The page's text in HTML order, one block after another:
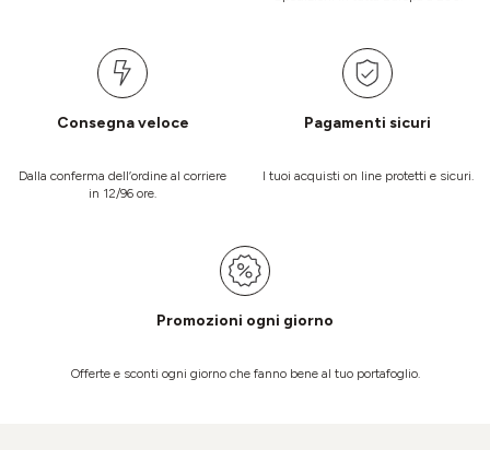
Consegna veloce
Dalla conferma dell’ordine al corriere
in 12/96 ore.
Pagamenti sicuri
I tuoi acquisti on line protetti e sicuri.
Promozioni ogni giorno
Offerte e sconti ogni giorno che fanno bene al tuo portafoglio.